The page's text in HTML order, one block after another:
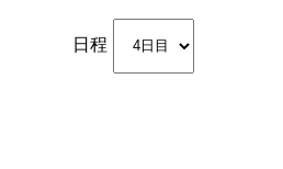
日程